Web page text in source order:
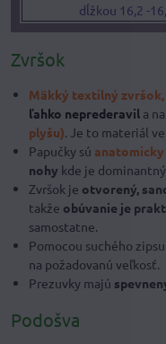
dĺžkou 16,2 -
Zvršok
Mäkký textilný zvršok,
ľahko neprederavil a
plyšu). Je to materiál
Papučky sú
nohy kde je
Zvršok je otvorený,
takže obúvanie je
samostatne.
Pomocou suchého
na požadovanú veľkosť.
Prezuvky majú
Podošva